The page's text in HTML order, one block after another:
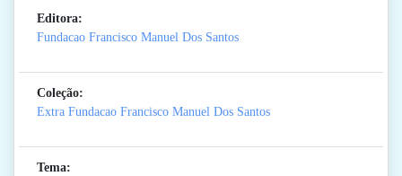
Editora:
Fundacao Francisco Manuel Dos Santos
Coleção:
Extra Fundacao Francisco Manuel Dos Santos
Tema: